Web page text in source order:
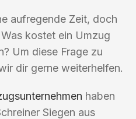
aufregende Zeit, doch
kostet ein Umzug
Um diese Frage zu
dir gerne weiterhelfen.
haben
Siegen aus